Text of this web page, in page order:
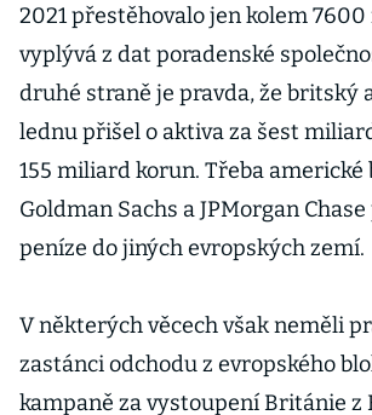
2021 přestěhovalo jen kolem
vyplývá z dat poradenské
druhé straně je pravda, že britský
lednu přišel o aktiva za šest
155 miliard korun. Třeba americké
Goldman Sachs a JPMorgan
peníze do jiných evropských zemí.
V některých věcech však neměli
zastánci odchodu z evropského
kampaně za vystoupení Británie z